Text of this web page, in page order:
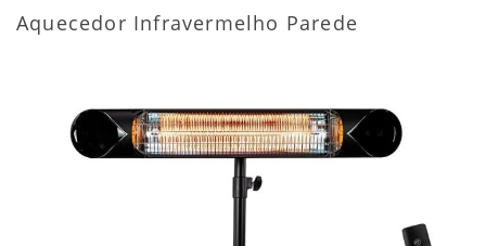
Aquecedor Infravermelho Parede